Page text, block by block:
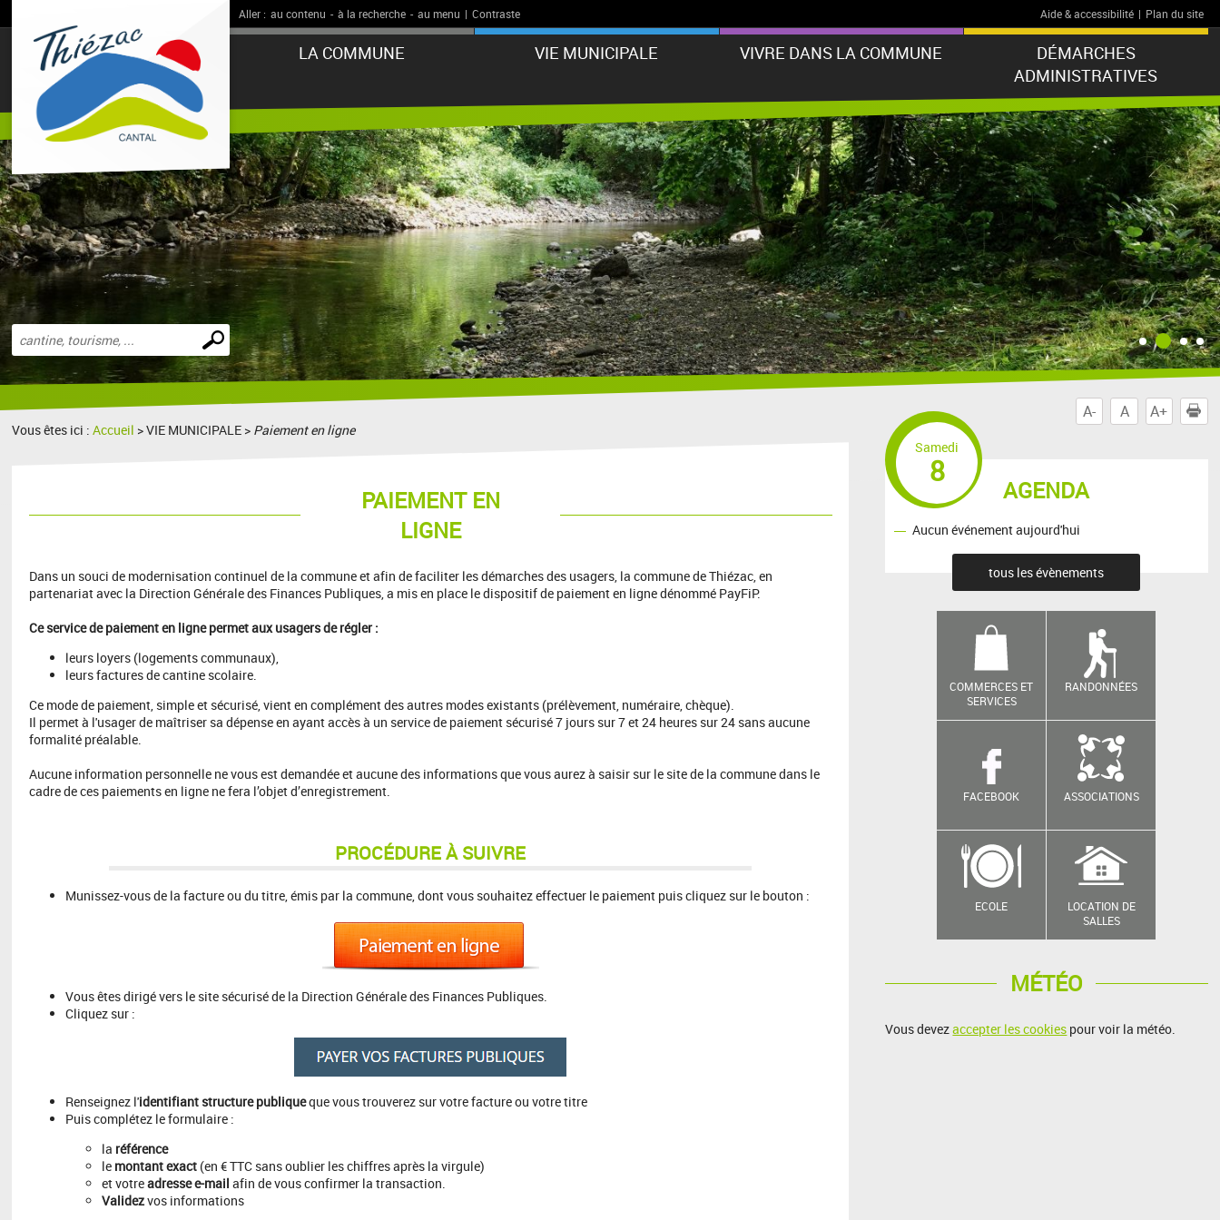
Aller : au contenu - à la recherche - au menu | Contraste Aide & accessibilité | Plan du site
LA COMMUNE VIE MUNICIPALE VIVRE DANS LA COMMUNE
DÉMARCHES
ADMINISTRATIVES
Effectuer
une
A- A A+
Vous êtes ici :Accueil > VIE MUNICIPALE > Paiement en ligne
PAIEMENT EN
LIGNE
Dans un souci de modernisation continuel de la commune et afin de faciliter les démarches des usagers, la commune de Thiézac, en
partenariat avec la Direction Générale des Finances Publiques, a mis en place le dispositif de paiement en ligne dénommé PayFiP.
Ce service de paiement en ligne permet aux usagers de régler :
leurs loyers (logements communaux),
leurs factures de cantine scolaire.
Ce mode de paiement, simple et sécurisé, vient en complément des autres modes existants (prélèvement, numéraire, chèque).
Il permet à l'usager de maîtriser sa dépense en ayant accès à un service de paiement sécurisé 7 jours sur 7 et 24 heures sur 24 sans aucune
formalité préalable.
Aucune information personnelle ne vous est demandée et aucune des informations que vous aurez à saisir sur le site de la commune dans le
cadre de ces paiements en ligne ne fera l’objet d’enregistrement.
PROCÉDURE À SUIVRE
Munissez-vous de la facture ou du titre, émis par la commune, dont vous souhaitez effectuer le paiement puis cliquez sur le bouton :
Vous êtes dirigé vers le site sécurisé de la Direction Générale des Finances Publiques.
Cliquez sur :
Renseignez l'identifiant structure publiqueque vous trouverez sur votre facture ou votre titre
Puis complétez le formulaire :
la référence
le montant exact (en € TTC sans oublier les chiffres après la virgule)
et votreadresse e-mail afin de vous confirmer la transaction.
Validezvos informations
AGENDA
Samedi
8
Aucun événement aujourd'hui
tous les évènements
COMMERCES ET
SERVICES
RANDONNÉES
FACEBOOK ASSOCIATIONS
ECOLE
LOCATION DE
SALLES
MÉTÉO
Vous devezaccepter les cookies pour voir la météo.